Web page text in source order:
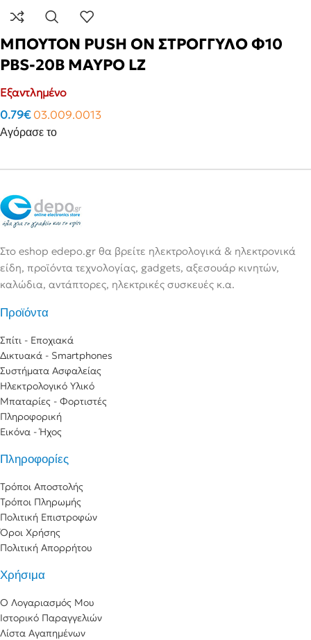
ΜΠΟΥΤΟΝ PUSH ON ΣΤΡΟΓΓΥΛΟ Φ10
PBS-20B ΜΑΥΡΟ LZ
Εξαντλημένο
0.79€ 03.009.0013
Αγόρασε το
Στο eshop edepo.gr θα βρείτε ηλεκτρολογικά & ηλεκτρονικά
είδη, προϊόντα τεχνολογίας, gadgets, αξεσουάρ κινητών,
καλώδια, αντάπτορες, ηλεκτρικές συσκευές κ.α.
Προϊόντα
Σπίτι - Εποχιακά
Δικτυακά - Smartphones
Συστήματα Ασφαλείας
Ηλεκτρολογικό Υλικό
Μπαταρίες - Φορτιστές
Πληροφορική
Εικόνα - Ήχος
Πληροφορίες
Τρόποι Αποστολής
Τρόποι Πληρωμής
Πολιτική Επιστροφών
Όροι Χρήσης
Πολιτική Απορρήτου
Χρήσιμα
Ο Λογαριασμός Μου
Ιστορικό Παραγγελιών
Λίστα Αγαπημένων